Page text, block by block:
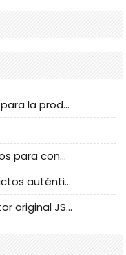
Guía de evaluación y adaptación para la producción en serie de componentes de cables nacionales para CNC Tech
Estándares de prueba actualizados para conectores nacionales bajo la referencia de CLIFF
Conector JST- Proporciona productos auténticos y alternativos del conector JST NSHR-02V-S
Conector JST - Suministra conector original JST GHR-09V-S | productos alternativos